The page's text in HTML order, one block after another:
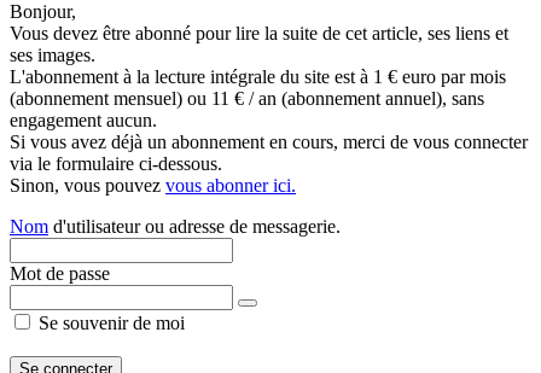
Bonjour,
Vous devez être abonné pour lire la suite de cet article, ses liens et
ses images.
L'abonnement à la lecture intégrale du site est à 1 € euro par mois
(abonnement mensuel) ou 11 € / an (abonnement annuel), sans
engagement aucun.
Si vous avez déjà un abonnement en cours, merci de vous connecter
via le formulaire ci-dessous.
Sinon, vous pouvez vous abonner ici.
Nom d'utilisateur ou adresse de messagerie.
Mot de passe
Se souvenir de moi